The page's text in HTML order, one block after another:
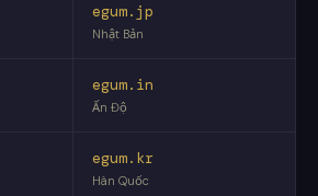
egum.jp
Nhật Bản
egum.in
Ấn Độ
egum.kr
Hàn Quốc